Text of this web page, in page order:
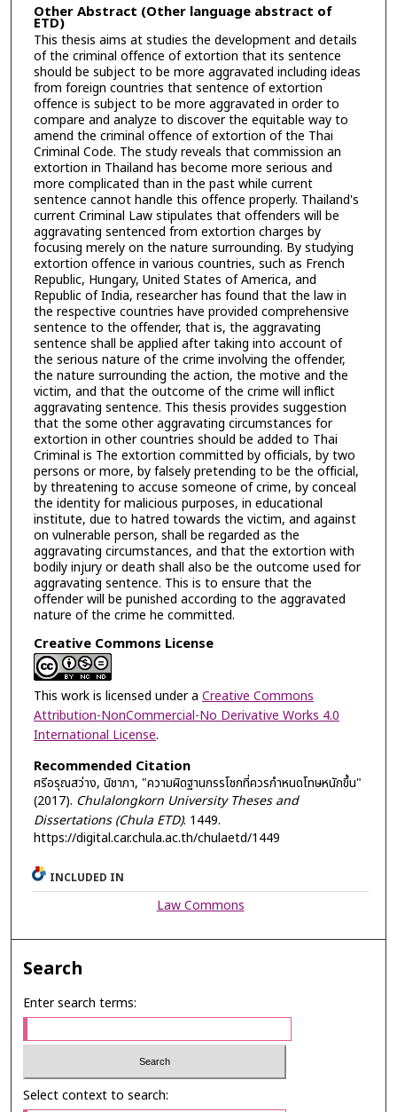
Other Abstract (Other language abstract of
ETD)
This thesis aims at studies the development and details
of the criminal offence of extortion that its sentence
should be subject to be more aggravated including ideas
from foreign countries that sentence of extortion
offence is subject to be more aggravated in order to
compare and analyze to discover the equitable way to
amend the criminal offence of extortion of the Thai
Criminal Code. The study reveals that commission an
extortion in Thailand has become more serious and
more complicated than in the past while current
sentence cannot handle this offence properly. Thailand's
current Criminal Law stipulates that offenders will be
aggravating sentenced from extortion charges by
focusing merely on the nature surrounding. By studying
extortion offence in various countries, such as French
Republic, Hungary, United States of America, and
Republic of India, researcher has found that the law in
the respective countries have provided comprehensive
sentence to the offender, that is, the aggravating
sentence shall be applied after taking into account of
the serious nature of the crime involving the offender,
the nature surrounding the action, the motive and the
victim, and that the outcome of the crime will inflict
aggravating sentence. This thesis provides suggestion
that the some other aggravating circumstances for
extortion in other countries should be added to Thai
Criminal is The extortion committed by officials, by two
persons or more, by falsely pretending to be the official,
by threatening to accuse someone of crime, by conceal
the identity for malicious purposes, in educational
institute, due to hatred towards the victim, and against
on vulnerable person, shall be regarded as the
aggravating circumstances, and that the extortion with
bodily injury or death shall also be the outcome used for
aggravating sentence. This is to ensure that the
offender will be punished according to the aggravated
nature of the crime he committed.
Creative Commons License
This work is licensed under a Creative Commons
Attribution-NonCommercial-No Derivative Works 4.0
International License.
Recommended Citation
ศรีอรุณสว่าง, นิชาภา, "ความผิดฐานกรรโชกที่ควรกำหนดโทษหนักขึ้น"
(2017). Chulalongkorn University Theses and
Dissertations (Chula ETD). 1449.
https://digital.car.chula.ac.th/chulaetd/1449
INCLUDED IN
Law Commons
Search
Enter search terms:
Select context to search: